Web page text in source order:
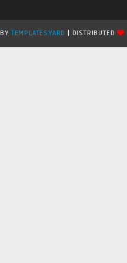
BYTEMPLATESYARD | DISTRIBUTED